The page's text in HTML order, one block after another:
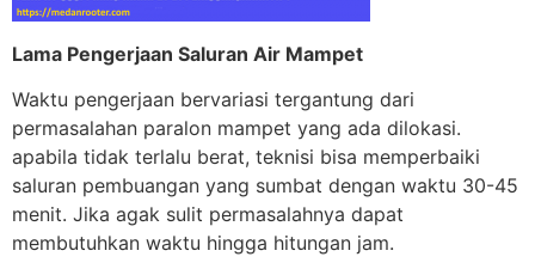
Lama Pengerjaan Saluran Air Mampet
Waktu pengerjaan bervariasi tergantung dari
permasalahan paralon mampet yang ada dilokasi.
apabila tidak terlalu berat, teknisi bisa memperbaiki
saluran pembuangan yang sumbat dengan waktu 30-45
menit. Jika agak sulit permasalahnya dapat
membutuhkan waktu hingga hitungan jam.